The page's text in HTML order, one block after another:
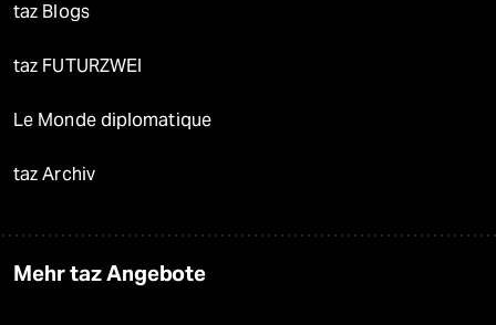
taz Blogs
taz FUTURZWEI
Le Monde diplomatique
taz Archiv
Mehr taz Angebote